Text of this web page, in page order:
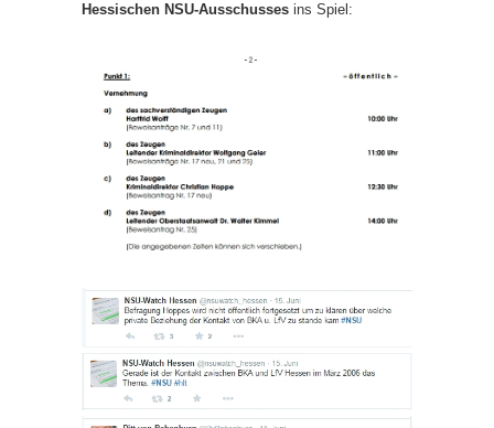
Hessischen NSU-Ausschusses ins Spiel: